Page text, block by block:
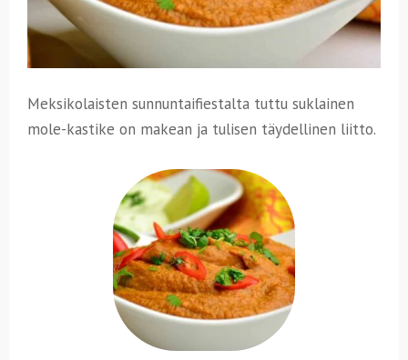
Meksikolaisten sunnuntaifiestalta tuttu suklainen
mole-kastike on makean ja tulisen täydellinen liitto.